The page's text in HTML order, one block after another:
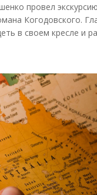
провел
Когодовского.
в своем кресле и